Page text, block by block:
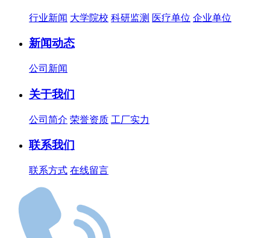
行业新闻 大学院校 科研监测 医疗单位 企业单位
新闻动态
公司新闻
关于我们
公司简介 荣誉资质 工厂实力
联系我们
联系方式 在线留言